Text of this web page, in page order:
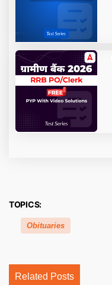
TOPICS:
Obituaries
Related Posts